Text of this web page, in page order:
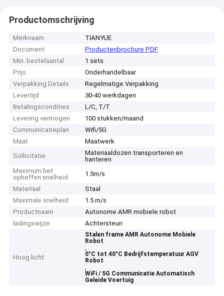
Productomschrijving
Merknaam
TIANYUE
Document
Productenbrochure PDF
Min. bestelaantal
1 sets
Prijs
Onderhandelbaar
Verpakking Details
Regelmatige Verpakking
Levertijd
30-40 werkdagen
Betalingscondities
L/C, T/T
Levering vermogen
100 stukken/maand
Communicatieplan
Wifi/5G
Maat
Maatwerk
Sollicitatie
Materiaaldozen transporteren en
hanteren
Maximum het
opheffen snelheid
1.5m/s
Materiaal
Staal
Maximale snelheid
1.5 m/s
Productnaam
Autonome AMR mobiele robot
ladingswijze
Achtersteun
Hoog licht:
Stalen frame AMR Autonome Mobiele
Robot
,
0°C tot 40°C Bedrijfstemperatuur AGV
Robot
,
WiFi / 5G Communicatie Automatisch
Geleide Voertuig